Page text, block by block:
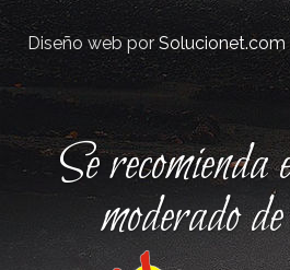
Diseño web porSolucionet.com
Se recomienda
moderado